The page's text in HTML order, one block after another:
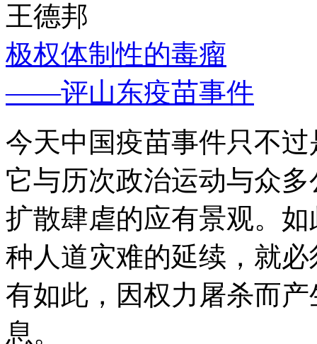
王德邦
极权体制性的毒瘤
——评山东疫苗事件
今天中国疫苗事件只不
它与历次政治运动与众
扩散肆虐的应有景观。
种人道灾难的延续，就
有如此，因权力屠杀而
息。